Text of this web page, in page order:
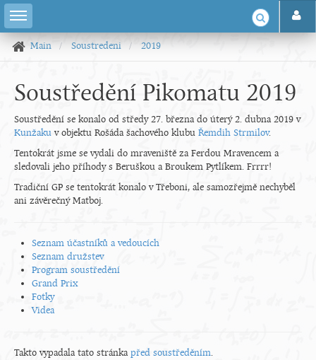
Main Soustredeni 2019
Soustředění Pikomatu 2019
Soustředění se konalo od středy 27. března do úterý 2. dubna 2019 v
Kunžakuv objektu Rošáda šachového klubu Řemdih Strmilov.
Tentokrát jsme se vydali do mraveniště za Ferdou Mravencem a
sledovali jeho příhody s Beruškou a Broukem Pytlíkem. Frrrr!
Tradiční GP se tentokrát konalo v Třeboni, ale samozřejmě nechyběl
ani závěrečný Matboj.
Seznam účastníků a vedoucích
Seznam družstev
Program soustředění
Grand Prix
Fotky
Videa
Takto vypadala tato stránka před soustředěním.